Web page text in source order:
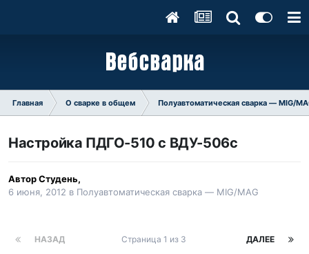
Главная О сварке в общем Полуавтоматическая сварка — MIG/
Настройка ПДГО-510 с ВДУ-506с
АвторСтудень,
6 июня, 2012 в Полуавтоматическая сварка — MIG/MAG
НАЗАД ДАЛЕЕ
Страница 1 из 3